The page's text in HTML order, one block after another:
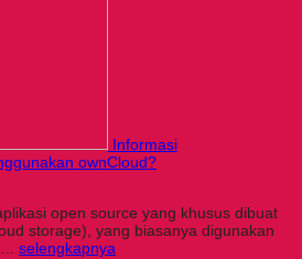
Informasi
ownCloud?
open source yang khusus dibuat
storage), yang biasanya digunakan
selengkapnya